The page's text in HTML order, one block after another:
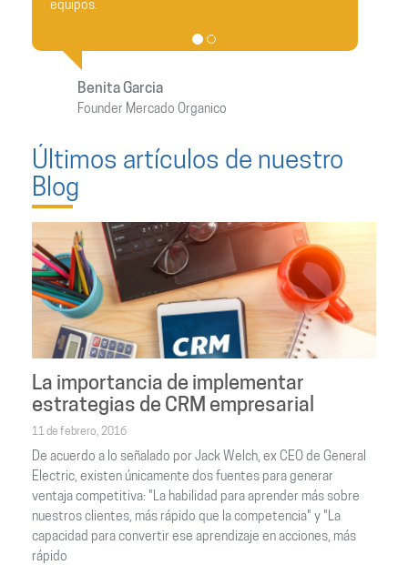
Adm. Redisa
Últimos artículos de nuestro
Blog
La importancia de implementar
estrategias de CRM empresarial
11 de febrero, 2016
De acuerdo a lo señalado por Jack Welch, ex CEO de General
Electric, existen únicamente dos fuentes para generar
ventaja competitiva: "La habilidad para aprender más sobre
nuestros clientes, más rápido que la competencia" y "La
capacidad para convertir ese aprendizaje en acciones, más
rápido